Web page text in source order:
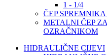
1 - 1/4
ČEP
METALNI ČEP
OZRAČNIKOM
HIDRAULIČNE CIJEVI